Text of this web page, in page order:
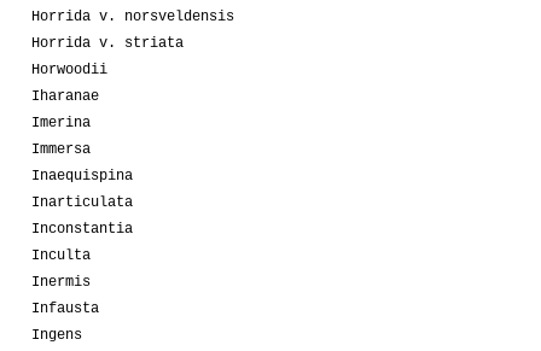
Horrida v. norsveldensis
Horrida v. striata
Horwoodii
Iharanae
Imerina
Immersa
Inaequispina
Inarticulata
Inconstantia
Inculta
Inermis
Infausta
Ingens